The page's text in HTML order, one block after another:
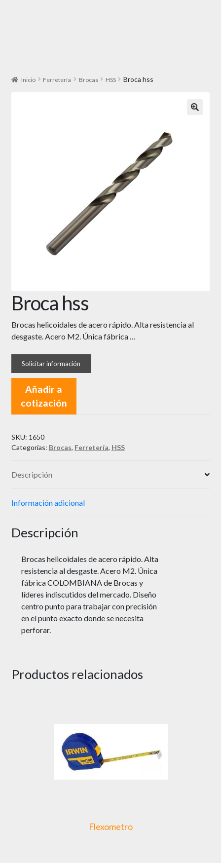
Inicio Ferretería Brocas HSS Broca hss
Broca hss
Brocas helicoidales de acero rápido. Alta resistencia al
desgaste. Acero M2. Única fábrica …
Añadir a
cotización
SKU: 1650
Categorías: Brocas, Ferretería, HSS
Descripción
Información adicional
Descripción
Brocas helicoidales de acero rápido. Alta
resistencia al desgaste. Acero M2. Única
fábrica COLOMBIANA de Brocas y
líderes indiscutidos del mercado. Diseño
centro punto para trabajar con precisión
en el punto exacto donde se necesita
perforar.
Productos relacionados
Flexometro